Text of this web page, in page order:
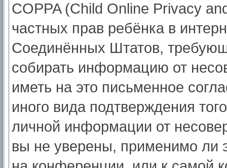
COPPA (Child Online Privacy
частных прав ребёнка в
Соединённых Штатов,
собирать информацию от
иметь на это письменное
иного вида подтверждения
личной информации от
вы не уверены, применимо ли